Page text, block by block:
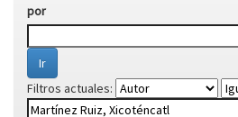
por
Filtros actuales: